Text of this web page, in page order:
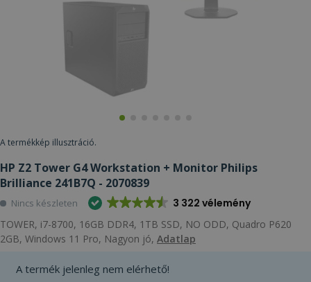
A termékkép illusztráció.
HP Z2 Tower G4 Workstation + Monitor Philips
Brilliance 241B7Q - 2070839
Nincs készleten 3 322 vélemény
TOWER, i7-8700, 16GB DDR4, 1TB SSD, NO ODD, Quadro P620
2GB, Windows 11 Pro, Nagyon jó, Adatlap
A termék jelenleg nem elérhető!